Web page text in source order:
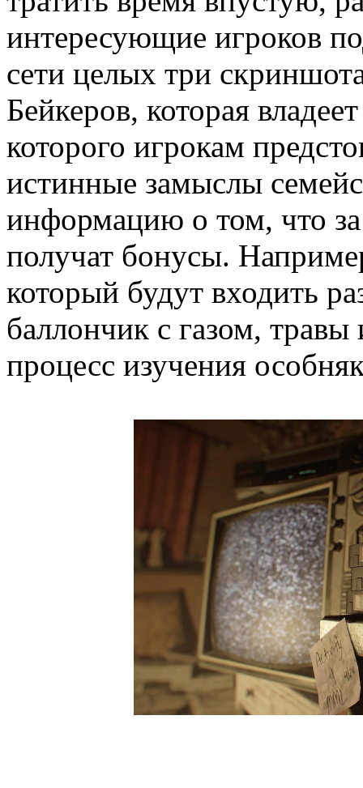
интересующие игроков
сети целых три
Бейкеров, которая
которого игрокам
истинные замыслы
информацию о том, что за
получат бонусы.
который будут входить
баллончик с газом,
процесс изучения